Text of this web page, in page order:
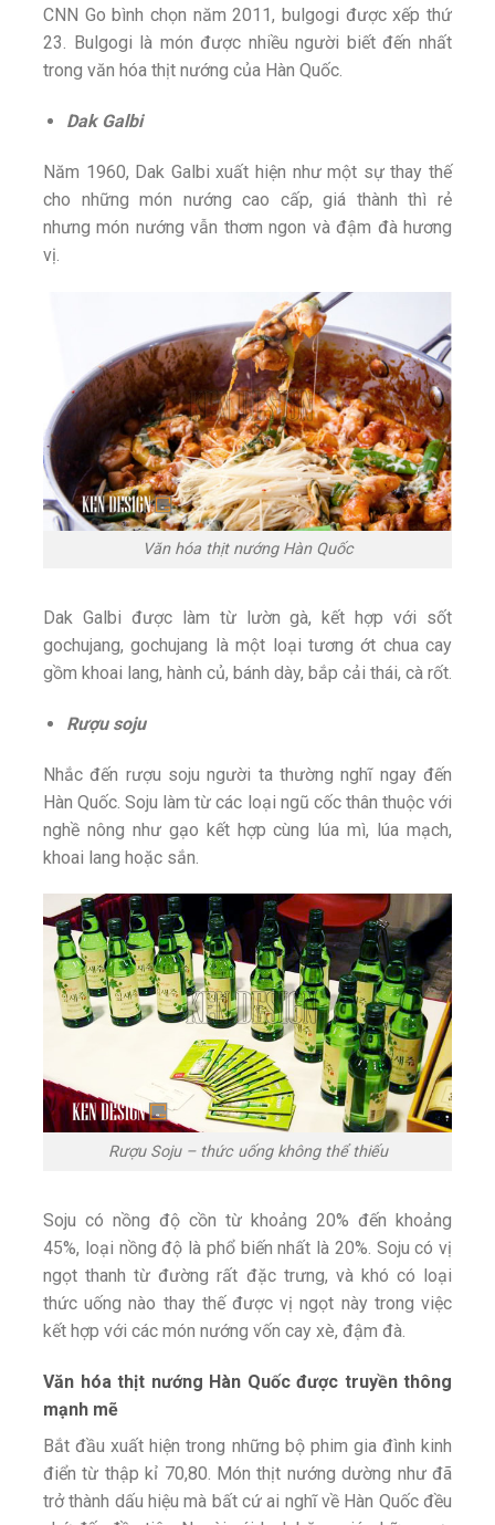
CNN Go bình chọn năm 2011, bulgogi được xếp thứ
23. Bulgogi là món được nhiều người biết đến nhất
trong văn hóa thịt nướng của Hàn Quốc.
Dak Galbi
Năm 1960, Dak Galbi xuất hiện như một sự thay thế
cho những món nướng cao cấp, giá thành thì rẻ
nhưng món nướng vẫn thơm ngon và đậm đà hương
vị.
Văn hóa thịt nướng Hàn Quốc
Dak Galbi được làm từ lườn gà, kết hợp với sốt
gochujang, gochujang là một loại tương ớt chua cay
gồm khoai lang, hành củ, bánh dày, bắp cải thái, cà rốt.
Rượu soju
Nhắc đến rượu soju người ta thường nghĩ ngay đến
Hàn Quốc. Soju làm từ các loại ngũ cốc thân thuộc với
nghề nông như gạo kết hợp cùng lúa mì, lúa mạch,
khoai lang hoặc sắn.
Rượu Soju – thức uống không thể thiếu
Soju có nồng độ cồn từ khoảng 20% đến khoảng
45%, loại nồng độ là phổ biến nhất là 20%. Soju có vị
ngọt thanh từ đường rất đặc trưng, và khó có loại
thức uống nào thay thế được vị ngọt này trong việc
kết hợp với các món nướng vốn cay xè, đậm đà.
Văn hóa thịt nướng Hàn Quốc được truyền thông
mạnh mẽ
Bắt đầu xuất hiện trong những bộ phim gia đình kinh
điển từ thập kỉ 70,80. Món thịt nướng dường như đã
trở thành dấu hiệu mà bất cứ ai nghĩ về Hàn Quốc đều